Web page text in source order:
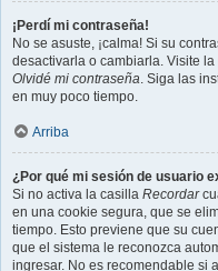
¡Perdí mi contraseña!
No se asuste, ¡calma! Si su
desactivarla o cambiarla. Visite
Olvidé mi contraseña. Siga las
en muy poco tiempo.
Arriba
¿Por qué mi sesión de usuario
Si no activa la casilla Recordar
en una cookie segura, que se
tiempo. Esto previene que su
que el sistema le reconozca
ingresar. No es recomendable si